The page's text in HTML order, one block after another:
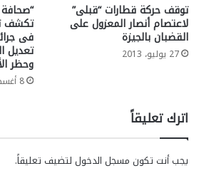
توقف حركة قطارات “قبلى”
لاعتصام أنصار المعزول على
القضبان بالجيزة
27 يوليو، 2013
تكشف
فى
تعديل
وحظر
8 أغسطس، 2013
اترك تعليقاً
يجب أنت تكون مسجل الدخول لتضيف تعليقاً.